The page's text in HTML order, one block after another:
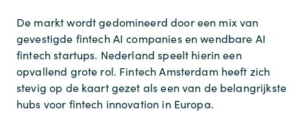
De markt wordt gedomineerd door een mix van
gevestigde fintech AI companies en wendbare AI
fintech startups. Nederland speelt hierin een
opvallend grote rol. Fintech Amsterdam heeft zich
stevig op de kaart gezet als een van de belangrijkste
hubs voor fintech innovation in Europa.